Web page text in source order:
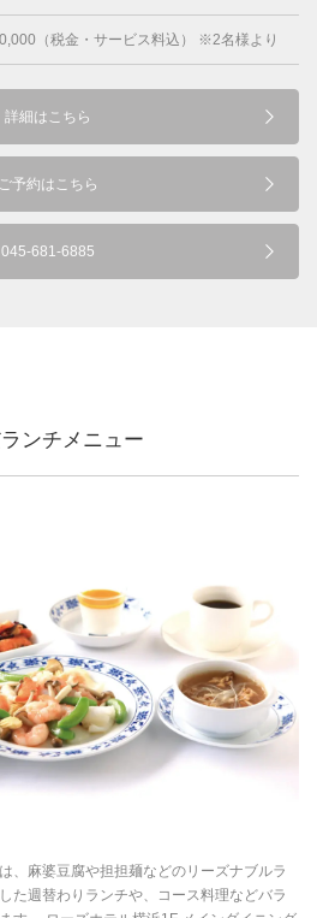
（税金・サービス料込） ※2名様より
詳細はこちら
ご予約はこちら
045-681-6885
ンチメニュー
、麻婆豆腐や担担麺などのリーズナブルラ
た週替わりランチや、コース料理などバラ